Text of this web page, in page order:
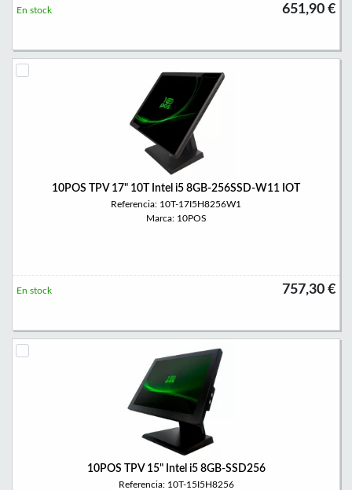
651,90 €
En stock
10POS TPV 17" 10T Intel i5 8GB-256SSD-W11 IOT
Referencia: 10T-17I5H8256W1
Marca: 10POS
757,30 €
En stock
10POS TPV 15" Intel i5 8GB-SSD256
Referencia: 10T-15I5H8256